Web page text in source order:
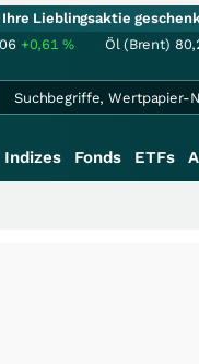
Ihre Lieblingsaktie
+0,61% Öl (Brent)
Indizes Fonds ETFs